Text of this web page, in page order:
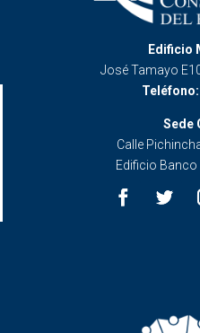
Edificio
José Tamayo
Teléfono:
Sede
Calle
Edificio